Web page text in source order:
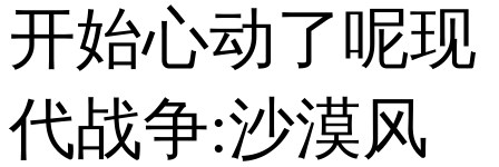
开始心动了呢现
代战争:沙漠风